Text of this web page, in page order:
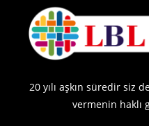
20 yılı aşkın süredir siz
vermenin haklı